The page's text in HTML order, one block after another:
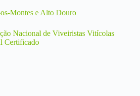
Montes e Alto Douro
Nacional de Viveiristas Vitícolas
Certificado